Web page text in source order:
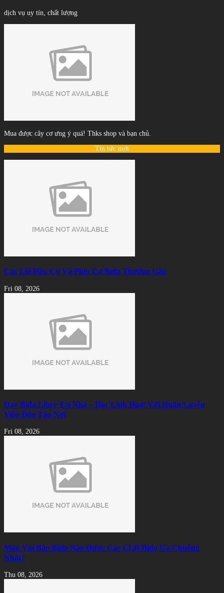
dịch vụ uy tín, chất lượng
Mua được cây cơ ưng ý quá! Thks shop và bạn chủ.
Tin tức mới
Các Lỗi Đầu Cơ Và Phíp Cơ Bida Thường Gặp
Fri 08, 2026
Dạy Bida Libre Tại Nhà – Học Linh Hoạt Với Huấn Luyện
Viên Đến Tận Nơi
Fri 08, 2026
Màu Vải Bàn Bida Nào Được Các CLB Bida Ưa Chuộng
Nhất?
Thu 08, 2026